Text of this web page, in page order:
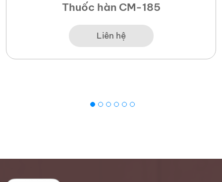
Thuốc hàn CM-185
Liên hệ